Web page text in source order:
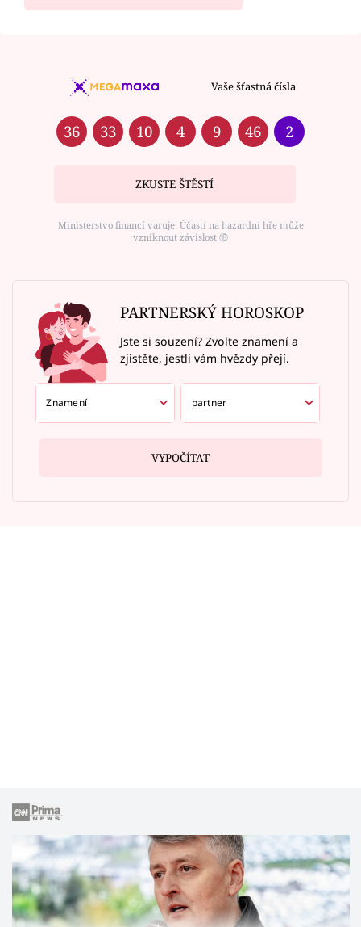
Vaše šťastná čísla
36 33 10 4 9 46 2
ZKUSTE ŠTĚSTÍ
Ministerstvo financí varuje: Účastí na hazardní hře může
vzniknout závislost ⑱
PARTNERSKÝ HOROSKOP
Jste si souzení? Zvolte znamení a
zjistěte, jestli vám hvězdy přejí.
VYPOČÍTAT